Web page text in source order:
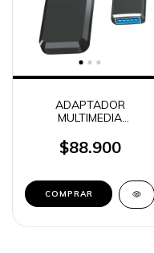
ADAPTADOR
MULTIMEDIA
AUTO SOUL S06 (9123)
$88.900